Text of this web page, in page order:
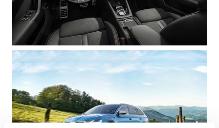
VASTUULLISUUS
ŠKODA 130 VUOTTA